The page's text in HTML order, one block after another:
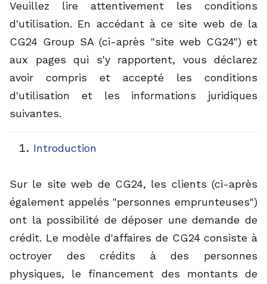
Veuillez lire attentivement les conditions
d'utilisation. En accédant à ce site web de la
CG24 Group SA (ci-après "site web CG24") et
aux pages qui s'y rapportent, vous déclarez
avoir compris et accepté les conditions
d'utilisation et les informations juridiques
suivantes.
Introduction
Sur le site web de CG24, les clients (ci-après
également appelés "personnes emprunteuses")
ont la possibilité de déposer une demande de
crédit. Le modèle d'affaires de CG24 consiste à
octroyer des crédits à des personnes
physiques, le financement des montants de